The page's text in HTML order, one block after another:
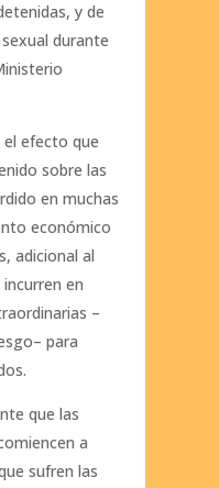
y de
durante
efecto que
sobre las
en muchas
económico
adicional al
en
–
para
que las
a
sufren las